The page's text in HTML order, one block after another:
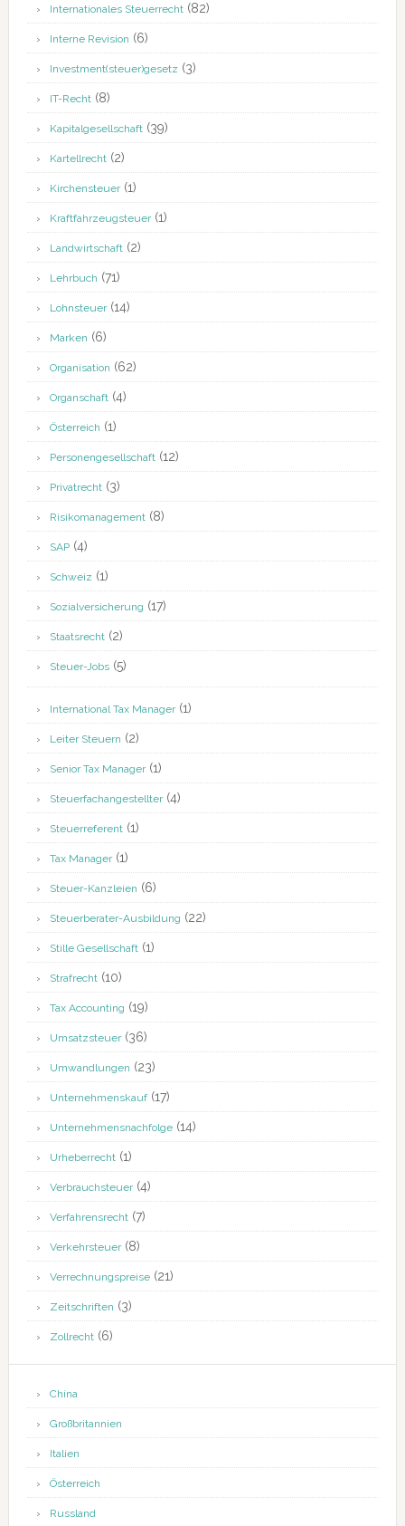
Internationales Steuerrecht(82)
Interne Revision (6)
Investment(steuer)gesetz (3)
IT-Recht(8)
Kapitalgesellschaft(39)
Kartellrecht(2)
Kirchensteuer(1)
Kraftfahrzeugsteuer(1)
Landwirtschaft(2)
Lehrbuch (71)
Lohnsteuer(14)
Marken (6)
Organisation (62)
Organschaft(4)
Österreich (1)
Personengesellschaft(12)
Privatrecht(3)
Risikomanagement(8)
SAP(4)
Schweiz (1)
Sozialversicherung (17)
Staatsrecht(2)
Steuer-Jobs(5)
International Tax Manager(1)
Leiter Steuern (2)
Senior Tax Manager(1)
Steuerfachangestellter(4)
Steuerreferent(1)
Tax Manager(1)
Steuer-Kanzleien (6)
Steuerberater-Ausbildung (22)
Stille Gesellschaft(1)
Strafrecht(10)
Tax Accounting (19)
Umsatzsteuer(36)
Umwandlungen (23)
Unternehmenskauf(17)
Unternehmensnachfolge(14)
Urheberrecht(1)
Verbrauchsteuer(4)
Verfahrensrecht(7)
Verkehrsteuer(8)
Verrechnungspreise(21)
Zeitschriften (3)
Zollrecht(6)
China
Großbritannien
Italien
Österreich
Russland